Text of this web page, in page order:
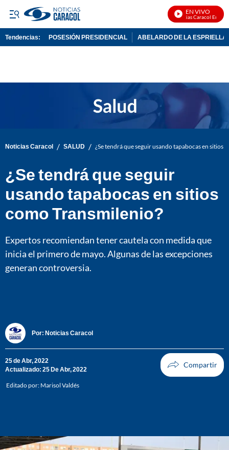
EN VIVO
Noticias Caracol En Vivo
Tendencias: POSESIÓN PRESIDENCIAL ABELARDO DE LA ESPRIELLA
Noticias Caracol / SALUD / ¿Se tendrá que seguir usando tapabocas en sitios
¿Se tendrá que seguir
usando tapabocas en sitios
como Transmilenio?
Expertos recomiendan tener cautela con medida que
inicia el primero de mayo. Algunas de las excepciones
generan controversia.
Por: Noticias Caracol
25 de Abr, 2022
Actualizado: 25 De Abr, 2022
Editado por: Marisol Valdés